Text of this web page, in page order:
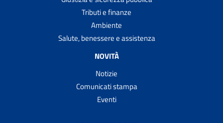
Tributi e finanze
Ambiente
Salute, benessere e assistenza
NOVITÀ
Notizie
Comunicati stampa
Eventi